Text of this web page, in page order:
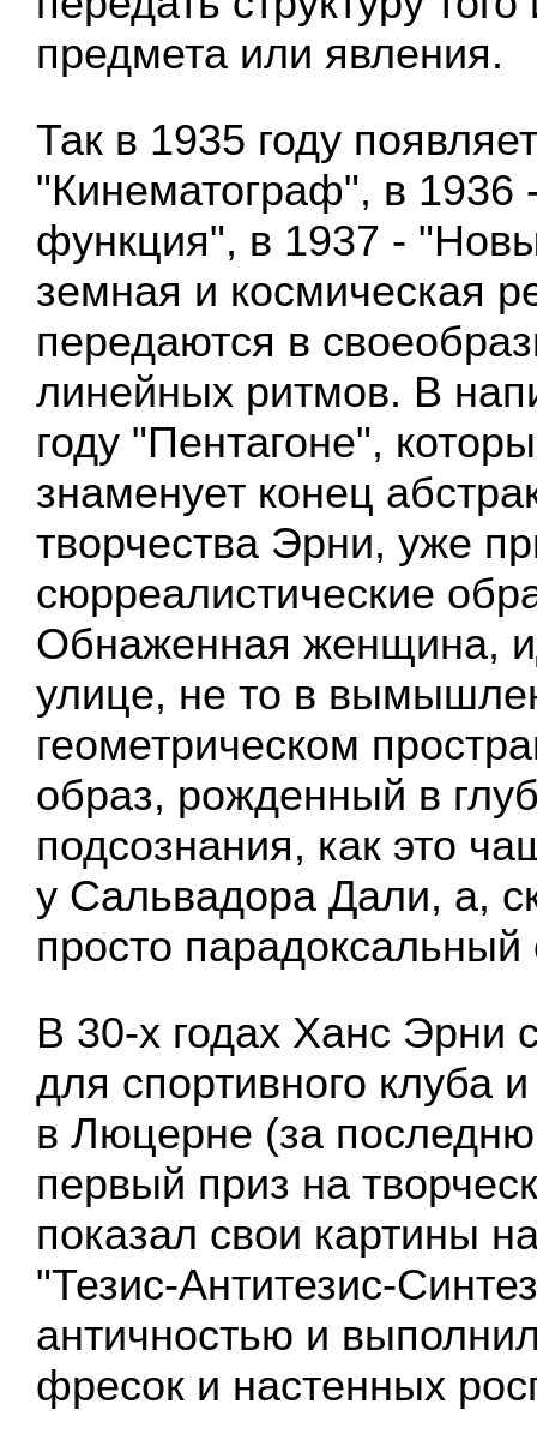
предмета или явления.
Так в 1935 году
"Кинематограф", в 1936
функция", в 1937 -
земная и космическая
передаются в
линейных ритмов. В
году "Пентагоне",
знаменует конец
творчества Эрни, уже
сюрреалистические
Обнаженная женщина,
улице, не то в
геометрическом
образ, рожденный в
подсознания, как это
у Сальвадора Дали, а,
просто
В 30-х годах Ханс Эрни
для спортивного клуба
в Люцерне (за
первый приз на
показал свои картины
"Тезис-Антитезис-
античностью и
фресок и настенных